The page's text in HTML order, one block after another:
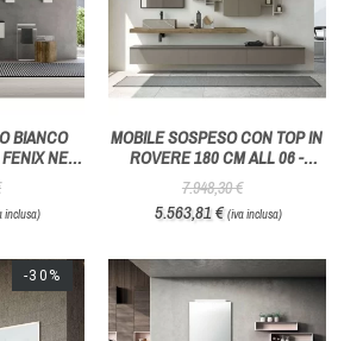
BIANCO
NERO
BAGNI
inclusa)
MOBILE SOSPESO CON TOP IN
ROVERE 180 CM ALL 06 -
AZZURRA BAGNI
7.948,30 €
5.563,81 €(iva inclusa)
-30%